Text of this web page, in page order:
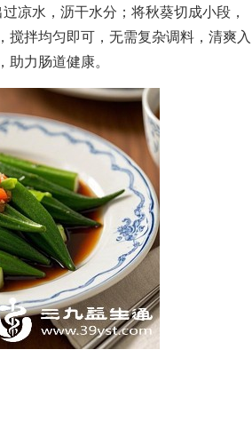
凉水，沥干水分；将秋葵切成小段，
搅拌均匀即可，无需复杂调料，清爽入
力肠道健康。